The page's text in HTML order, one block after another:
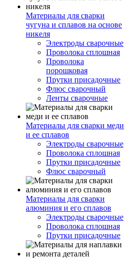
Материалы для сварки
чугуна и сплавов на основе
никеля
Электроды сварочные
Проволока сплошная
Проволока
порошковая
Прутки присадочные
Флюс сварочный
Ленты сварочные
Материалы для сварки меди
и ее сплавов
Электроды сварочные
Проволока сплошная
Прутки присадочные
Флюс сварочный
Материалы для сварки
алюминия и его сплавов
Электроды сварочные
Проволока сплошная
Прутки присадочные